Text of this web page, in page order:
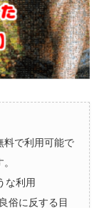
料で利用可能で
な利用
俗に反する目